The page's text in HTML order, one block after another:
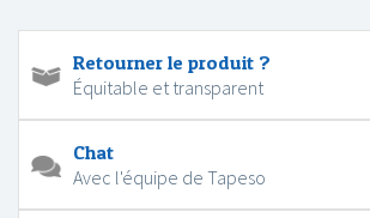
Retourner le produit ?
Équitable et transparent
Chat
Avec l'équipe de Tapeso